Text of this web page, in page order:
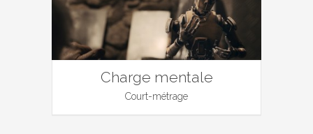
Charge mentale
Court-métrage